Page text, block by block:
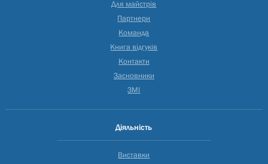
Для майстрів
Партнери
Команда
Книга відгуків
Контакти
Засновники
ЗМІ
Діяльність
Виставки